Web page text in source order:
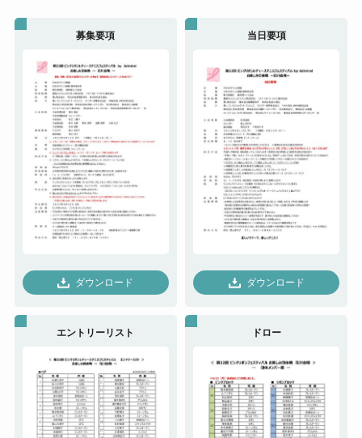
募集要項
ダウンロード
当日要項
ダウンロード
エントリーリスト ドロー